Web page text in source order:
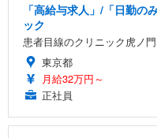
「高給与求人」/「日勤の
ック
患者目線のクリニック虎ノ
東京都
月給32万円～
正社員